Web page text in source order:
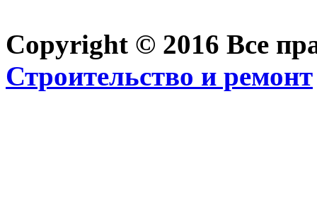
Copyright © 2016 Все
Строительство и ремонт